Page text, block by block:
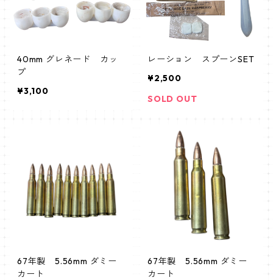
40mm グレネード カッ
プ
¥3,100
レーション スプーンSET
¥2,500
SOLD OUT
67年製 5.56mm ダミー
カート
67年製 5.56mm ダミー
カート